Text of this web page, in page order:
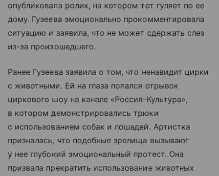
опубликовала ролик, на котором тот гуляет по ее
дому. Гузеева эмоционально прокомментировала
ситуацию и заявила, что не может сдержать слез
из-за произошедшего.
Ранее Гузеева заявила о том, что ненавидит цирки
с животными. Ей на глаза попался отрывок
циркового шоу на канале «Россия-Культура»,
в котором демонстрировались трюки
с использованием собак и лошадей. Артистка
призналась, что подобные зрелища вызывают
у нее глубокий эмоциональный протест. Она
призвала прекратить использование животных